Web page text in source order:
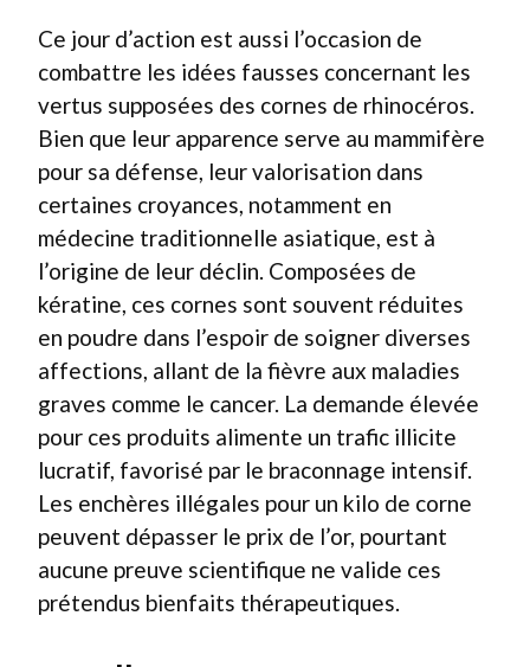
Ce jour d’action est aussi l’occasion de
combattre les idées fausses concernant les
vertus supposées des cornes de rhinocéros.
Bien que leur apparence serve au mammifère
pour sa défense, leur valorisation dans
certaines croyances, notamment en
médecine traditionnelle asiatique, est à
l’origine de leur déclin. Composées de
kératine, ces cornes sont souvent réduites
en poudre dans l’espoir de soigner diverses
affections, allant de la fièvre aux maladies
graves comme le cancer. La demande élevée
pour ces produits alimente un trafic illicite
lucratif, favorisé par le braconnage intensif.
Les enchères illégales pour un kilo de corne
peuvent dépasser le prix de l’or, pourtant
aucune preuve scientifique ne valide ces
prétendus bienfaits thérapeutiques.